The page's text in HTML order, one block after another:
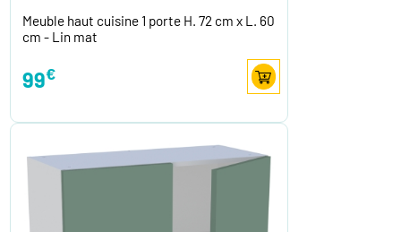
Meuble haut cuisine 1 porte H. 72 cm x L. 60
cm - Lin mat
99€